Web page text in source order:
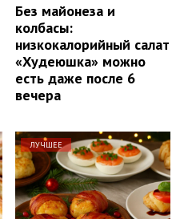
Без майонеза и
колбасы:
низкокалорийный салат
«Худеюшка» можно
есть даже после 6
вечера
ЛУЧШЕЕ